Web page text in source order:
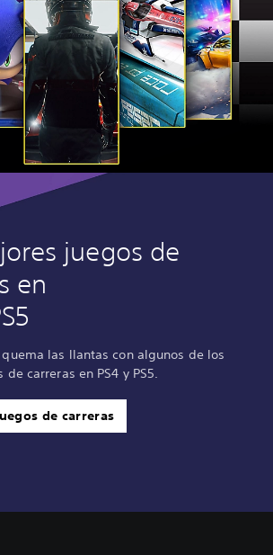
juegos de
en
las llantas con algunos de los
carreras en PS4 y PS5.
de carreras